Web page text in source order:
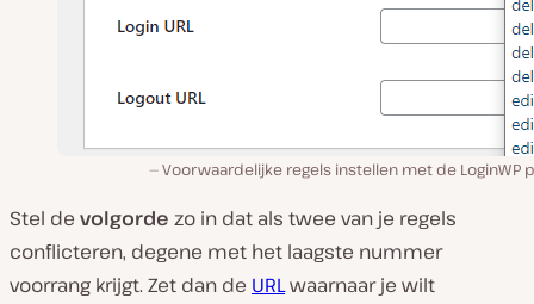
Voorwaardelijke regels instellen met de LoginWP
Stel de volgorde zo in dat als twee van je regels
conflicteren, degene met het laagste nummer
voorrang krijgt. Zet dan de URLwaarnaar je wilt